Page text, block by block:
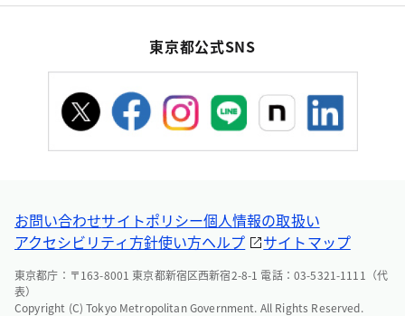
東京都公式SNS
お問い合わせサイトポリシー個人情報の取扱い
アクセシビリティ方針使い方ヘルプ サイトマップ
東京都庁：〒163-8001 東京都新宿区西新宿2-8-1 電話：03-5321-1111（代
表）
Copyright (C) Tokyo Metropolitan Government. All Rights Reserved.